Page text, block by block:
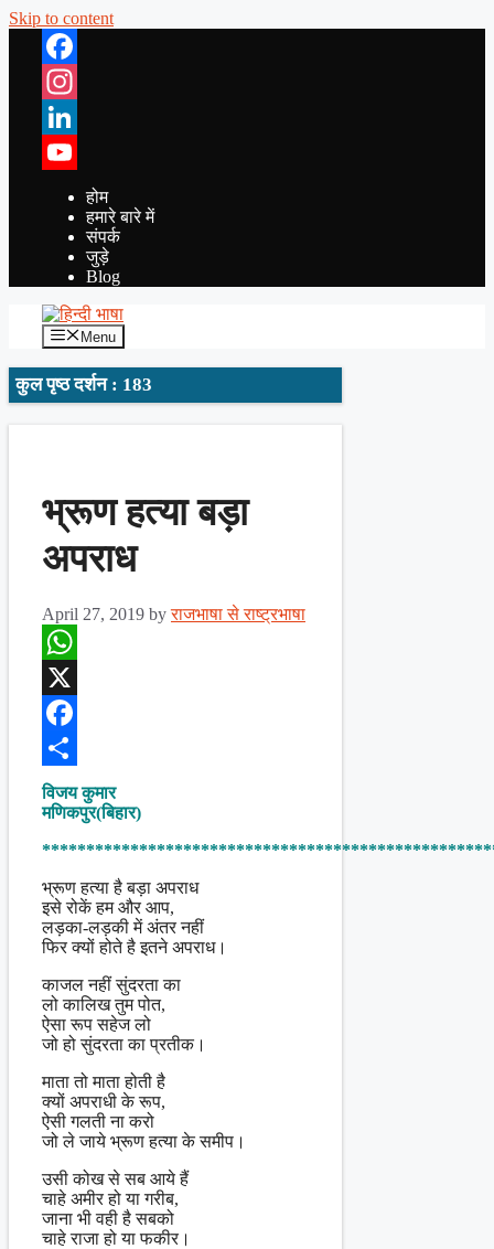
Skip to content
Facebook
Instagram
LinkedIn
YouTube
होम
हमारे बारे में
संपर्क
जुड़े
Blog
Menu
कुल पृष्ठ दर्शन : 183
भ्रूण हत्या बड़ा
अपराध
April 27, 2019 byराजभाषा से राष्ट्रभाषा
WhatsApp
X
Facebook
Share
विजय कुमार
मणिकपुर(बिहार)
भ्रूण हत्या है बड़ा अपराध
इसे रोकें हम और आप,
लड़का-लड़की में अंतर नहीं
फिर क्यों होते है इतने अपराध।
काजल नहीं सुंदरता का
लो कालिख तुम पोत,
ऐसा रूप सहेज लो
जो हो सुंदरता का प्रतीक।
माता तो माता होती है
क्यों अपराधी के रूप,
ऐसी गलती ना करो
जो ले जाये भ्रूण हत्या के समीप।
उसी कोख से सब आये हैं
चाहे अमीर हो या गरीब,
जाना भी वही है सबको
चाहे राजा हो या फकीर।